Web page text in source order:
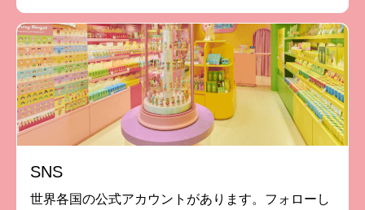
SNS
世界各国の公式アカウントがあります。フォローし